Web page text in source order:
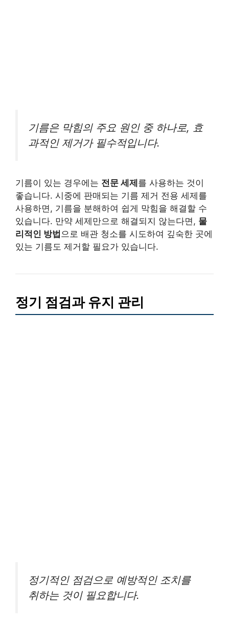
기름은 막힘의 주요 원인 중 하나로, 효
과적인 제거가 필수적입니다.
기름이 있는 경우에는 전문 세제를 사용하는 것이
좋습니다. 시중에 판매되는 기름 제거 전용 세제를
사용하면, 기름을 분해하여 쉽게 막힘을 해결할 수
있습니다. 만약 세제만으로 해결되지 않는다면, 물
리적인 방법 으로 배관 청소를 시도하여 깊숙한 곳에
있는 기름도 제거할 필요가 있습니다.
정기 점검과 유지 관리
정기적인 점검으로 예방적인 조치를
취하는 것이 필요합니다.